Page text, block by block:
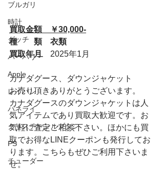
ブルガリ
時計
グッチ
バーバリー
Apple
レイバン
パネライ
クリスチャンルブタン
PS
チューダー
買取金額　￥30,000-
種　　類　衣類
買取年月 2025年1月
カナダグース、ダウンジャケット
お売り頂きありがとうございます。
カナダグースのダウンジャケットは人
気アイテムであり買取大歓迎です。お
気軽に査定ご相談下さい。ほかにも買
取でお得なLINEクーポンも発行してお
ります。こちらもぜひご利用下さいま
せ。